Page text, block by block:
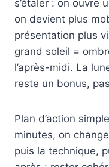
s’étaler : on ouvre
on devient plus
présentation plus
grand soleil =
l’après-midi. La
reste un bonus,
Plan d’action
minutes, on
puis la technique,